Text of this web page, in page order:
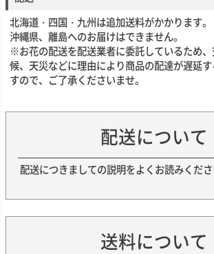
北海道・四国・九州は追加送料がかかります。
沖縄県、離島へのお届けはできません。
※お花の配送を配送業者に委託しているため
候、天災などに理由により商品の配達が遅延
すので、ご了承くださいませ。
配送について
配送につきましての説明をよくお読みくださ
送料について